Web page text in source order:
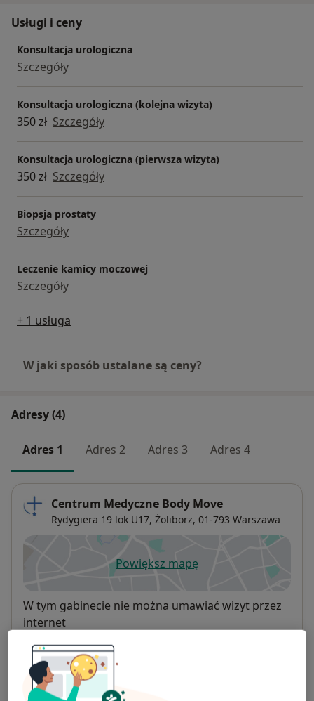
Usługi i ceny
Konsultacja urologiczna
Szczegóły
Konsultacja urologiczna (kolejna wizyta)
350 zł Szczegóły
Konsultacja urologiczna (pierwsza wizyta)
350 zł Szczegóły
Biopsja prostaty
Szczegóły
Leczenie kamicy moczowej
Szczegóły
+ 1 usługa
W jaki sposób ustalane są ceny?
Adresy (4)
Adres 1 Adres 2 Adres 3 Adres 4
Centrum Medyczne Body Move
Rydygiera 19 lok U17, Żoliborz, 01-793 Warszawa
Powiększ mapęotwiera się w nowej karcie
Dostępność
W tym gabinecie nie można umawiać wizyt przez
internet
Co mam zrobić w tej sytuacji?
Pokaż więcej